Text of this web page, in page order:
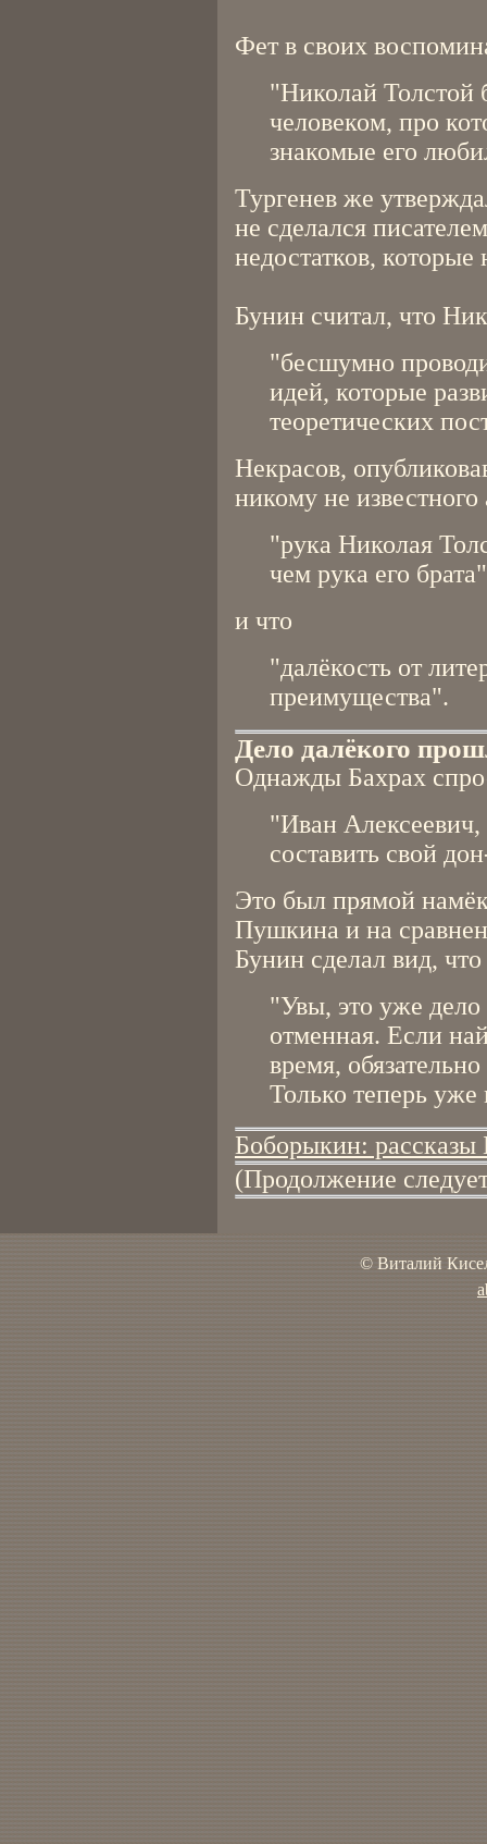
Фет в своих
"Николай Толстой
человеком, про
знакомые его
Тургенев же
не сделался
недостатков,
Бунин считал, что
"бесшумно
идей, которые
теоретических
Некрасов,
никому не известного
"рука Николая
чем рука его
и что
"далёкость от
преимущества".
Дело далёкого
Однажды Бахрах
"Иван Алексеевич,
составить свой
Это был прямой
Пушкина и на
Бунин сделал вид,
"Увы, это уже
отменная. Если
время,
Только теперь
Боборыкин: рассказы
(Продолжение
© Виталий